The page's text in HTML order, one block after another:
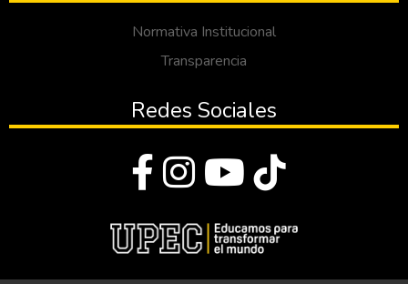
Normativa Institucional
Transparencia
Redes Sociales